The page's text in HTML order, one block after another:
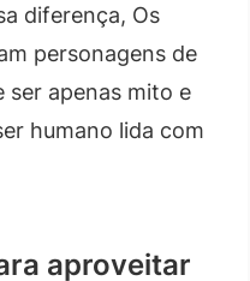
diferença, Os
personagens de
ser apenas mito e
humano lida com
aproveitar